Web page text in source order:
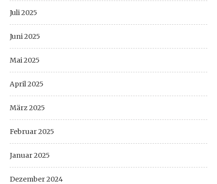
Juli 2025
Juni 2025
Mai 2025
April 2025
März 2025
Februar 2025
Januar 2025
Dezember 2024